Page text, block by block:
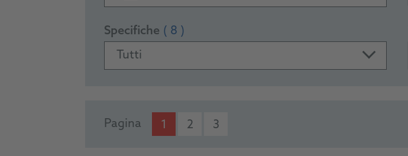
Specifiche ( 8 )
Tutti
PRODUCTS
Pagina 1 2 3